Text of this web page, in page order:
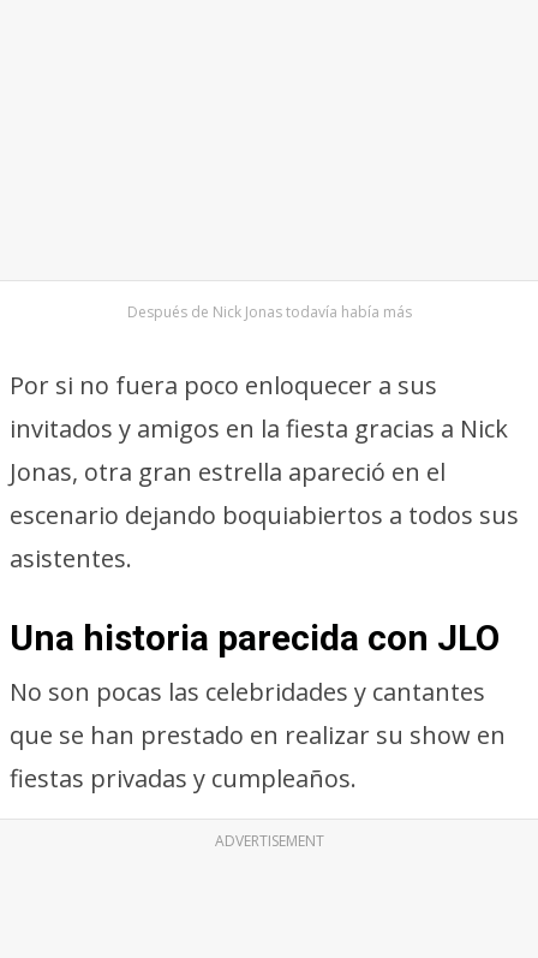
Después de Nick Jonas todavía había más
Por si no fuera poco enloquecer a sus
invitados y amigos en la fiesta gracias a Nick
Jonas, otra gran estrella apareció en el
escenario dejando boquiabiertos a todos sus
asistentes.
Una historia parecida con JLO
No son pocas las celebridades y cantantes
que se han prestado en realizar su show en
fiestas privadas y cumpleaños.
ADVERTISEMENT